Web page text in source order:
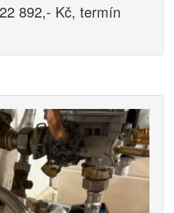
892,- Kč, termín